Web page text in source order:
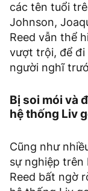
các tên tuổi
Johnson,
Reed vẫn thể
vượt trội, để đi
người nghĩ
Bị soi mói và
hệ thống Liv
Cũng như
sự nghiệp trên
Reed bất ngờ